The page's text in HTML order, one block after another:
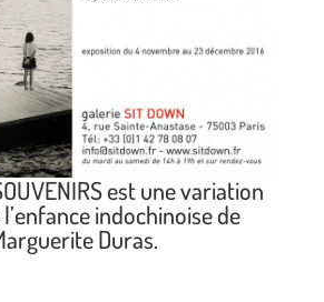
est une variation
indochinoise de
Duras.